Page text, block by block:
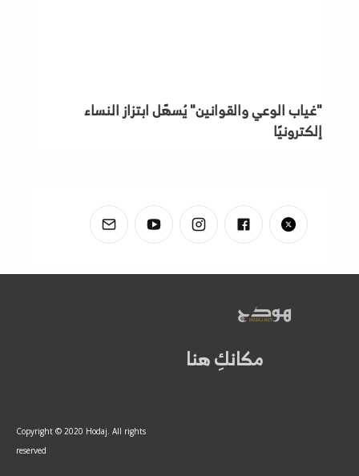
"غياب الوعي والقوانين" يُسهّل ابتزاز النساء
إلكترونيًا
مكانكِ هنا
Copyright © 2020 Hodaj. All rights
reserved